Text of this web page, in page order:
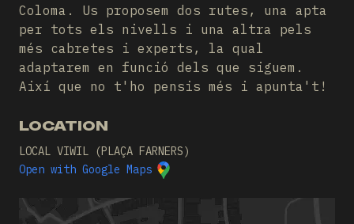
Coloma. Us proposem dos rutes, una apta
per tots els nivells i una altra pels
més cabretes i experts, la qual
adaptarem en funció dels que siguem.
Així que no t'ho pensis més i apunta't!
LOCATION
LOCAL VIWIL (PLAÇA FARNERS)
Open with Google Maps